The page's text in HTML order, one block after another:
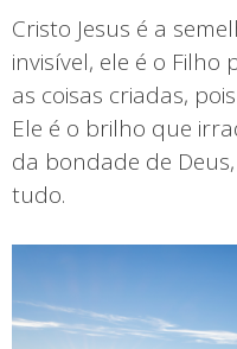
Cristo Jesus é a
invisível, ele é o
as coisas criadas,
Ele é o brilho que
da bondade de
tudo.